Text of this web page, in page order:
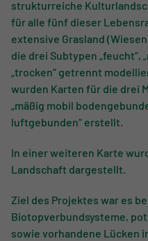
strukturreiche
für alle fünf dieser
extensive Grasland
die drei Subtypen „feucht“,
„trocken“ getrennt
wurden Karten für die drei
„mäßig mobil
luftgebunden“ erstellt.
In einer weiteren Karte
Landschaft dargestellt.
Ziel des Projektes war es
Biotopverbundsysteme,
sowie vorhandene Lücken